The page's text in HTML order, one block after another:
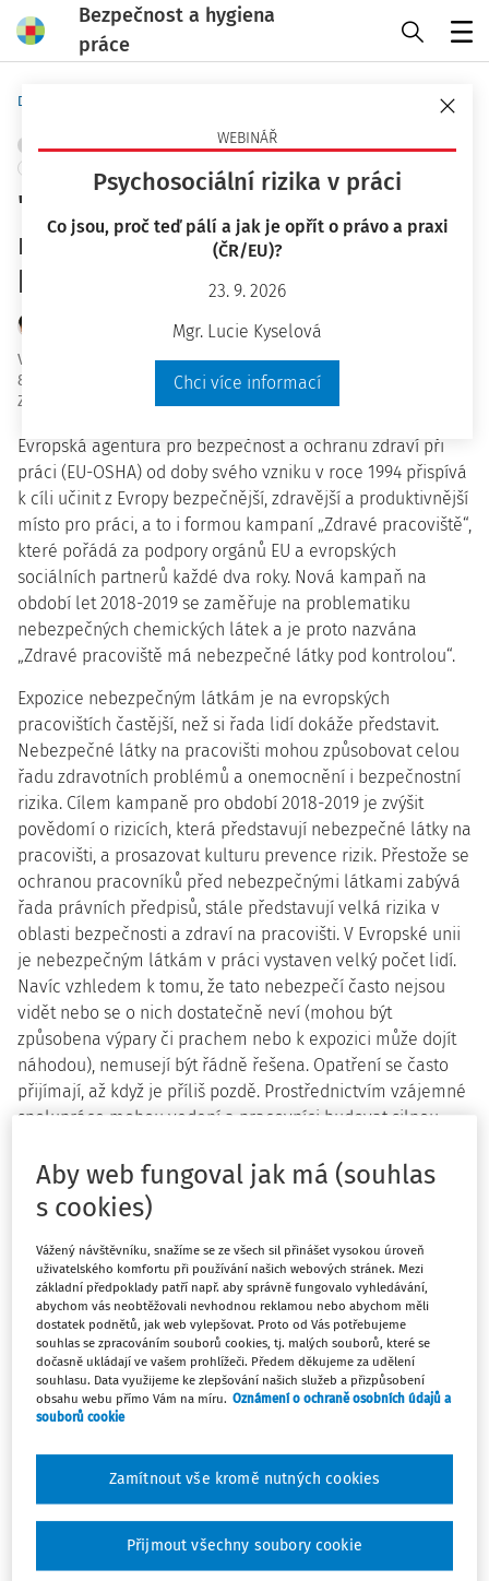
Bezpečnost a hygiena
práce
WEBINÁŘ
Psychosociální rizika v práci
Co jsou, proč teď pálí a jak je opřít o právo a praxi
(ČR/EU)?
23. 9. 2026
Mgr. Lucie Kyselová
Chci více informací
Domů
CHEMICKÉ LÁTKY OCHRANA ZDRAVÍ
ŘÍZENÍ RIZIK
"Zdravé pracoviště má
nebezpečné látky pod
kontrolou"
Mgr. Alena Horáčková
Vydáno
8 minut čtení
Zdroj
Evropská agentura pro bezpečnost a ochranu zdraví při
práci (EU-OSHA) od doby svého vzniku v roce 1994 přispívá
k cíli učinit z Evropy bezpečnější, zdravější a produktivnější
místo pro práci, a to i formou kampaní „Zdravé pracoviště“,
které pořádá za podpory orgánů EU a evropských
sociálních partnerů každé dva roky. Nová kampaň na
období let 2018-2019 se zaměřuje na problematiku
nebezpečných chemických látek a je proto nazvána
„Zdravé pracoviště má nebezpečné látky pod kontrolou“.
Expozice nebezpečným látkám je na evropských
pracovištích častější, než si řada lidí dokáže představit.
Nebezpečné látky na pracovišti mohou způsobovat celou
řadu zdravotních problémů a onemocnění i bezpečnostní
rizika. Cílem kampaně pro období 2018-2019 je zvýšit
povědomí o rizicích, která představují nebezpečné látky na
pracovišti, a prosazovat kulturu prevence rizik. Přestože se
ochranou pracovníků před nebezpečnými látkami zabývá
řada právních předpisů, stále představují velká rizika v
oblasti bezpečnosti a zdraví na pracovišti. V Evropské unii
je nebezpečným látkám v práci vystaven velký počet lidí.
Navíc vzhledem k tomu, že tato nebezpečí často nejsou
vidět nebo se o nich dostatečně neví (mohou být
způsobena výpary či prachem nebo k expozici může dojít
náhodou), nemusejí být řádně řešena. Opatření se často
přijímají, až když je příliš pozdě. Prostřednictvím vzájemné
spolupráce mohou vedení a pracovníci budovat silnou
ochrany nahrazování látek jinými. Klíčovým krokem v
tomto procesu je kompletní hodnocení rizik.
hlavní cíle:
zvýšit povědomí o důležitosti předcházení rizikům
vyplývajícím z nebezpečných látek, což pomůže
vyjasnit běžná nedorozumění,
podpořitposuzování rizik pomocí poskytování
informací o praktických nástrojích a vytváření
odstranění nebo nahrazení nebezpečných látek na
pracovišti,
hierarchii preventivních opatření (tj. sledování
hierarchie uvedené v předpisech tak, aby byl vždy
Aby web fungoval jak má (souhlas
s cookies)
Vážený návštěvníku, snažíme se ze všech sil přinášet vysokou úroveň
uživatelského komfortu při používání našich webových stránek. Mezi
základní předpoklady patří např. aby správně fungovalo vyhledávání,
abychom vás neobtěžovali nevhodnou reklamou nebo abychom měli
dostatek podnětů, jak web vylepšovat. Proto od Vás potřebujeme
souhlas se zpracováním souborů cookies, tj. malých souborů, které se
dočasně ukládají ve vašem prohlížeči. Předem děkujeme za udělení
souhlasu. Data využijeme ke zlepšování našich služeb a přizpůsobení
obsahu webu přímo Vám na míru. Oznámení o ochraně osobních údajů a
souborů cookie
Zamítnout vše kromě nutných cookies
Přijmout všechny soubory cookie